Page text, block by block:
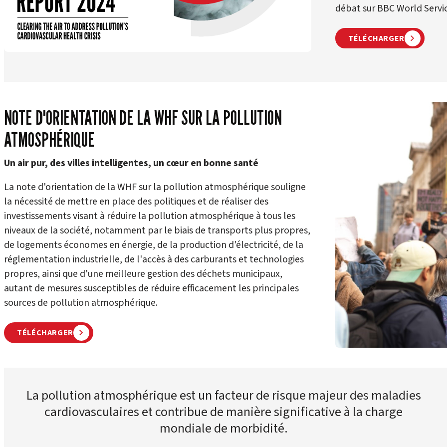
débat sur BBC World
TÉLÉCHARGER
NOTE D'ORIENTATION DE LA WHF SUR LA POLLUTION
ATMOSPHÉRIQUE
Un air pur, des villes intelligentes, un cœur en bonne santé
La note d'orientation de la WHF sur la pollution atmosphérique souligne
la nécessité de mettre en place des politiques et de réaliser des
investissements visant à réduire la pollution atmosphérique à tous les
niveaux de la société, notamment par le biais de transports plus propres,
de logements économes en énergie, de la production d'électricité, de la
réglementation industrielle, de l'accès à des carburants et technologies
propres, ainsi que d'une meilleure gestion des déchets municipaux,
autant de mesures susceptibles de réduire efficacement les principales
sources de pollution atmosphérique.
TÉLÉCHARGER
La pollution atmosphérique est un facteur de risque majeur des maladies
cardiovasculaires et contribue de manière significative à la charge
mondiale de morbidité.